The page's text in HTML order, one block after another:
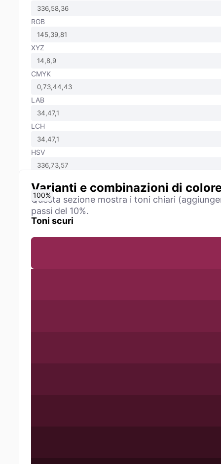
RGB
XYZ
CMYK
LAB
LCH
HSV
Varianti e combinazioni di
Questa sezione mostra i toni chiari
passi del 10%.
Toni scuri
0%
10%
20%
30%
40%
50%
60%
70%
80%
90%
100%